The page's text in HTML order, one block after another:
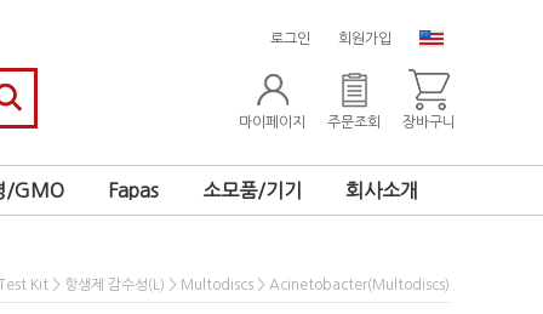
로그인 회원가입
마이페이지 주문조회 장바구니
/GMO Fapas 소모품/기기 회사소개
Kit > 항생제 감수성(L) > Multodiscs > Acinetobacter(Multodiscs)